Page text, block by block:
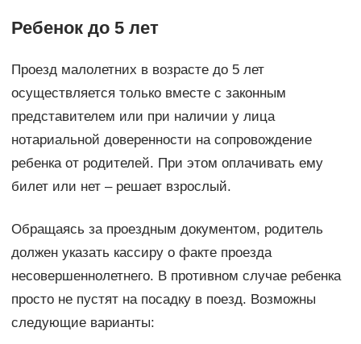
Ребенок до 5 лет
Проезд малолетних в возрасте до 5 лет
осуществляется только вместе с законным
представителем или при наличии у лица
нотариальной доверенности на сопровождение
ребенка от родителей. При этом оплачивать ему
билет или нет – решает взрослый.
Обращаясь за проездным документом, родитель
должен указать кассиру о факте проезда
несовершеннолетнего. В противном случае ребенка
просто не пустят на посадку в поезд. Возможны
следующие варианты: